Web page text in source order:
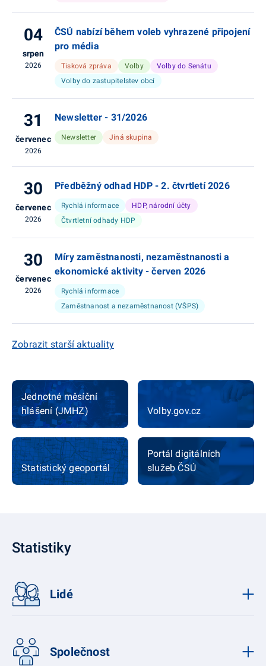
04
srpen
2026
ČSÚ nabízí během voleb vyhrazené připojení
pro média
Tisková zpráva Volby
Volby do Senátu
Volby do zastupitelstev obcí
31
červenec
2026
Newsletter - 31/2026
Newsletter Jiná skupina
30
červenec
2026
Předběžný odhad HDP - 2. čtvrtletí 2026
Rychlá informace
HDP, národní účty
Čtvrtletní odhady HDP
30
červenec
2026
Míry zaměstnanosti, nezaměstnanosti a
ekonomické aktivity - červen 2026
Rychlá informace
Zaměstnanost a nezaměstnanost (VŠPS)
Zobrazit starší aktuality
Jednotné měsíční
hlášení (JMHZ)
Volby.gov.cz
Statistický geoportál
Portál digitálních
služeb ČSÚ
Statistiky
Lidé
Společnost